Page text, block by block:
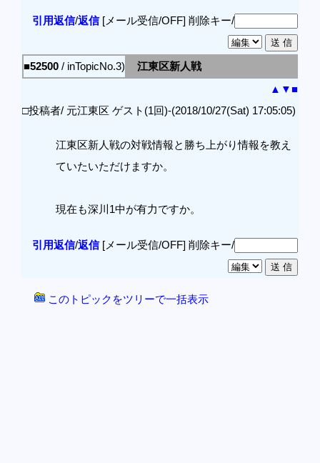
引用返信/返信[メール受信/OFF] 削除キー/
■52500 / inTopicNo.3)
江東区新人戦
▲ ▼■
□投稿者/ 元江東区 ゲスト(1回)-(2018/10/27(Sat) 17:05:05)
江東区新人戦の対戦情報と勝ち上がり情報を教え
ていたいただけますか。
現在も深川1中が有力ですか。
引用返信/返信[メール受信/OFF] 削除キー/
このトピックをツリーで一括表示